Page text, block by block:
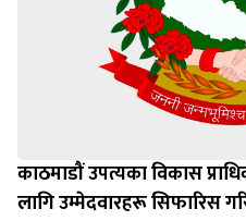
काठमाडौं उपत्यका विकास
लागि उम्मेदवारहरू सिफारिस